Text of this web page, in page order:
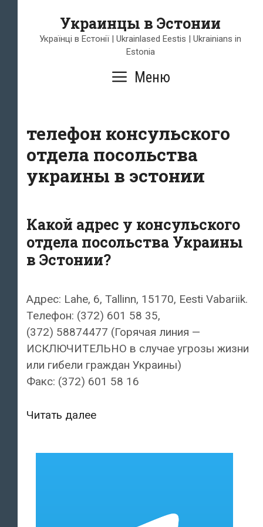
содержимому
Украинцы в Эстонии
Українці в Естонії | Ukrainlased Eestis | Ukrainians in
Estonia
Меню
телефон консульского
отдела посольства
украины в эстонии
Какой адрес у консульского
отдела посольства Украины
в Эстонии?
Адрес: Lahe, 6, Tallinn, 15170, Eesti Vabariik.
Телефон: (372) 601 58 35,
(372) 58874477 (Горячая линия —
ИСКЛЮЧИТЕЛЬНО в случае угрозы жизни
или гибели граждан Украины)
Факс: (372) 601 58 16
Читать далееКакой